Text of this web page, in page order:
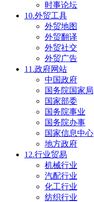
时事论坛
10.外贸工具
外贸地图
外贸翻译
外贸社交
外贸广告
11.政府网站
中国政府
国务院国家局
国家部委
国务院事业
国务院办事
国家信息中心
地方政府
12.行业贸易
机械行业
汽配行业
化工行业
纺织行业